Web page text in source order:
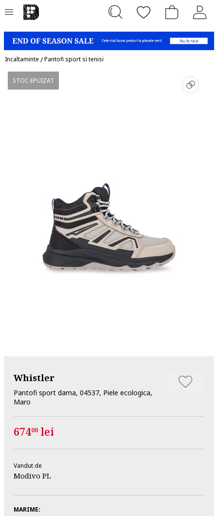
Incaltaminte /Pantofi sport si tenisi
STOC EPUIZAT
Whistler
Pantofi sport dama, 04537, Piele ecologica,
Maro
67400 lei
Vandut de
Modivo PL
MARIME: